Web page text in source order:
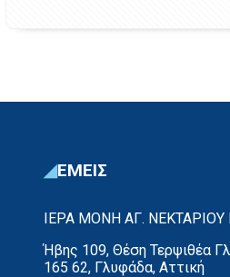
ΕΜΕΙΣ
ΙΕΡΑ ΜΟΝΗ ΑΓ. ΝΕΚΤΑΡΙΟΥ
Ήβης 109, Θέση Τερψιθέα
165 62, Γλυφάδα, Αττική